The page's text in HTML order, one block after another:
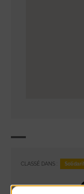
CLASSÉ DANS :
PARTAGER CETTE INFO :